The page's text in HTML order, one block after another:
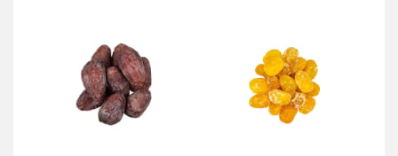
Details Details